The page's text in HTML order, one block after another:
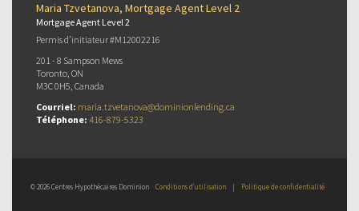
Maria Tzvetanova, Mortgage Agent Level 2
Mortgage Agent Level 2
Permis d’initiateur #M12002216
201 - 8 Sampson Mews
Toronto, ON
M3C 0H5, Canada
Courriel: maria.tzvetanova@dominionlending.ca
Téléphone: 416-879-5323
© 2026 Centres Hypothécaires Dominion Conditions d’utilisation | Politique de confidentialité